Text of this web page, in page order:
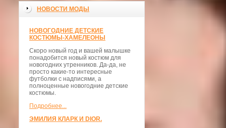
НОВОСТИ МОДЫ
НОВОГОДНИЕ ДЕТСКИЕ
КОСТЮМЫ-ХАМЕЛЕОНЫ
Скоро новый год и вашей малышке
понадобится новый костюм для
новогодних утренников. Да-да, не
просто какие-то интересные
футболки с надписями, а
полноценные новогодние детские
костюмы.
Подробнее...
ЭМИЛИЯ КЛАРК И DIOR.